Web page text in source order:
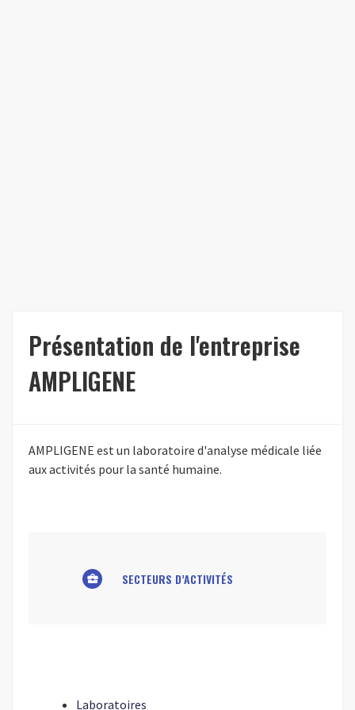
Présentation de l'entreprise
AMPLIGENE
AMPLIGENE est un laboratoire d'analyse médicale liée
aux activités pour la santé humaine.
business_center SECTEURS D’ACTIVITÉS
Laboratoires